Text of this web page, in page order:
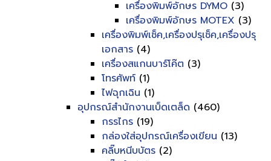
เครื่องพิมพ์อักษร DYMO (3)
เครื่องพิมพ์อักษร MOTEX (3)
เครื่องพิมพ์เช็ค,เครื่องปรุเช็ค,เครื่องปรุ
เอกสาร (4)
เครื่องสแกนบาร์โค๊ต (3)
โทรศัพท์ (1)
ไฟฉุกเฉิน (1)
อุปกรณ์สำนักงานเบ็ดเตล็ด (460)
กรรไกร (19)
กล่องใส่อุปกรณ์เครื่องเขียน (13)
คลิ๊บหนีบบัตร (2)